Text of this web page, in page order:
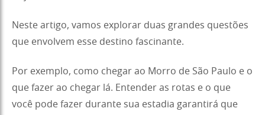
Neste artigo, vamos explorar duas grandes questões
que envolvem esse destino fascinante.
Por exemplo, como chegar ao Morro de São Paulo e o
que fazer ao chegar lá. Entender as rotas e o que
você pode fazer durante sua estadia garantirá que